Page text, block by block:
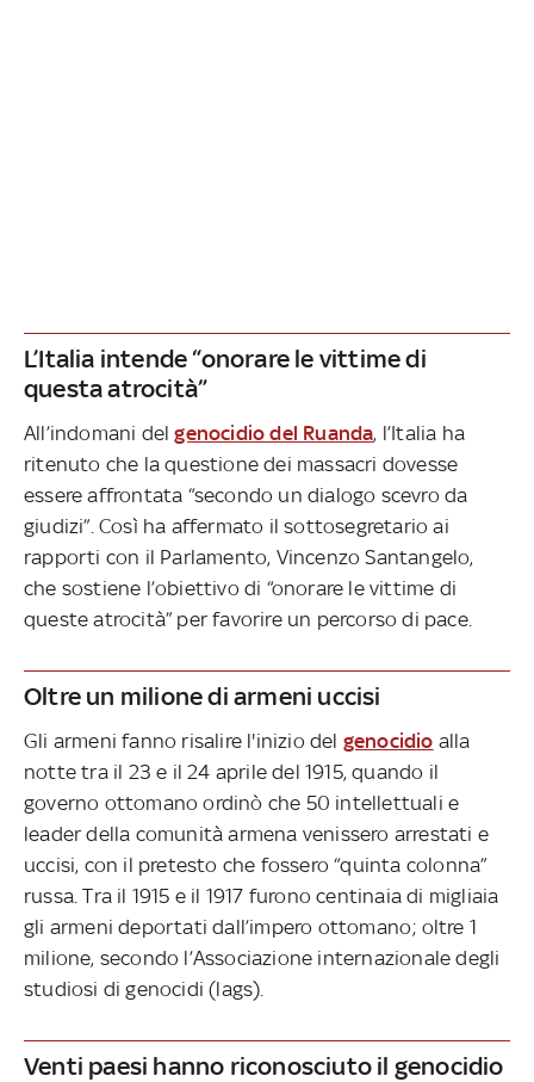
L’Italia intende “onorare le vittime di
questa atrocità”
All’indomani delgenocidio del Ruanda, l’Italia ha
ritenuto che la questione dei massacri dovesse
essere affrontata “secondo un dialogo scevro da
giudizi”. Così ha affermato il sottosegretario ai
rapporti con il Parlamento, Vincenzo Santangelo,
che sostiene l’obiettivo di “onorare le vittime di
queste atrocità” per favorire un percorso di pace.
Oltre un milione di armeni uccisi
Gli armeni fanno risalire l'inizio del genocidio alla
notte tra il 23 e il 24 aprile del 1915, quando il
governo ottomano ordinò che 50 intellettuali e
leader della comunità armena venissero arrestati e
uccisi, con il pretesto che fossero “quinta colonna”
russa. Tra il 1915 e il 1917 furono centinaia di migliaia
gli armeni deportati dall’impero ottomano; oltre 1
milione, secondo l’Associazione internazionale degli
studiosi di genocidi (lags).
Venti paesi hanno riconosciuto il genocidio